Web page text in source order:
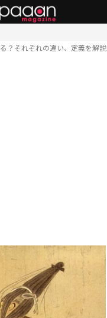
？それぞれの違い、定義を解説